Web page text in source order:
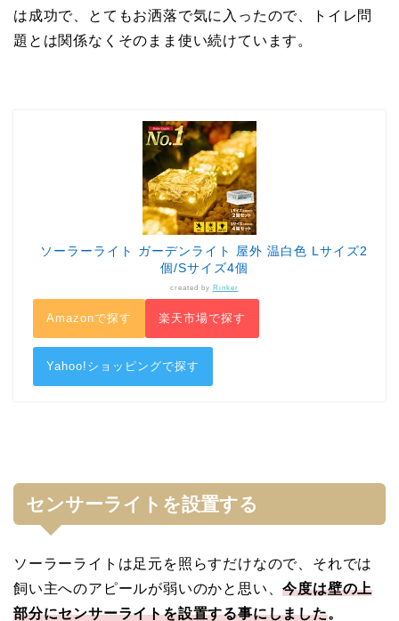
は成功で、とてもお洒落で気に入ったので、トイレ問
題とは関係なくそのまま使い続けています。
ソーラーライト ガーデンライト 屋外 温白色 Lサイズ2
個/Sサイズ4個
created by Rinker
Amazonで探す 楽天市場で探す
Yahoo!ショッピングで探す
センサーライトを設置する
ソーラーライトは足元を照らすだけなので、それでは
飼い主へのアピールが弱いのかと思い、今度は壁の上
部分にセンサーライトを設置する事にしました。